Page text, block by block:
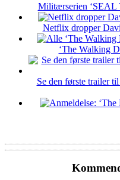
Militærserien ‘SEAL
Netflix dropper
‘The Walking
Se den første trailer